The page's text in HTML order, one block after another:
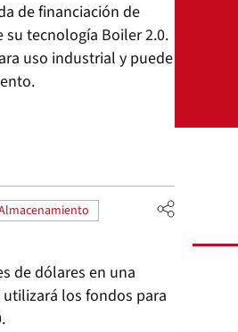
de financiación de
su tecnología Boiler 2.0.
uso industrial y puede
de dólares en una
los fondos para